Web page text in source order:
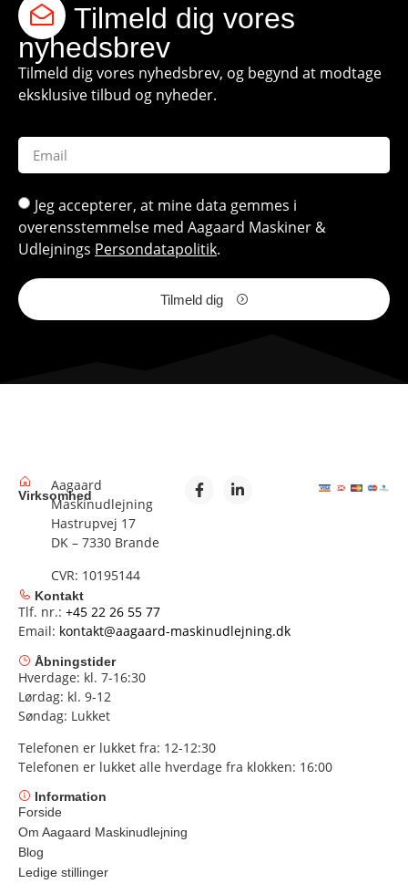
Tilmeld dig vores
nyhedsbrev
Tilmeld dig vores nyhedsbrev, og begynd at modtage
eksklusive tilbud og nyheder.
Jeg accepterer, at mine data gemmes i
overensstemmelse med Aagaard Maskiner &
Udlejnings Persondatapolitik.
Tilmeld dig
Virksomhed
Aagaard
Maskinudlejning
Hastrupvej 17
DK – 7330 Brande
CVR: 10195144
Kontakt
Tlf. nr.: +45 22 26 55 77
Email: kontakt@aagaard-maskinudlejning.dk
Åbningstider
Hverdage: kl. 7-16:30
Lørdag: kl. 9-12
Søndag: Lukket
Telefonen er lukket fra: 12-12:30
Telefonen er lukket alle hverdage fra klokken: 16:00
Information
Forside
Om Aagaard Maskinudlejning
Blog
Ledige stillinger